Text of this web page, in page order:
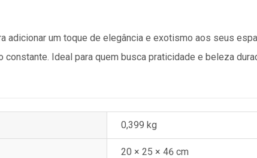
adicionar um toque de elegância e exotismo aos seus
Ideal para quem busca praticidade e beleza
0,399 kg
20 × 25 × 46 cm